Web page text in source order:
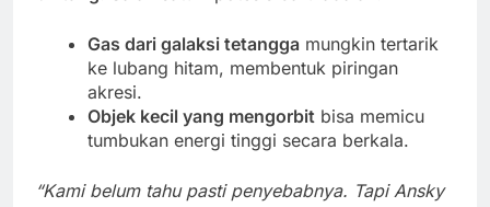
Gas dari galaksi tetangga mungkin tertarik
ke lubang hitam, membentuk piringan
akresi.
Objek kecil yang mengorbit bisa memicu
tumbukan energi tinggi secara berkala.
“Kami belum tahu pasti penyebabnya. Tapi Ansky